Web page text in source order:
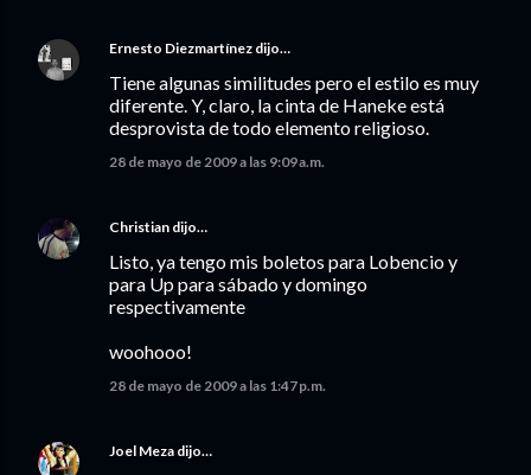
Ernesto Diezmartínez dijo…
Tiene algunas similitudes pero el estilo es muy
diferente. Y, claro, la cinta de Haneke está
desprovista de todo elemento religioso.
28 de mayo de 2009 a las 9:09 a.m.
Christian dijo…
Listo, ya tengo mis boletos para Lobencio y
para Up para sábado y domingo
respectivamente
woohooo!
28 de mayo de 2009 a las 1:47 p.m.
Joel Meza dijo…